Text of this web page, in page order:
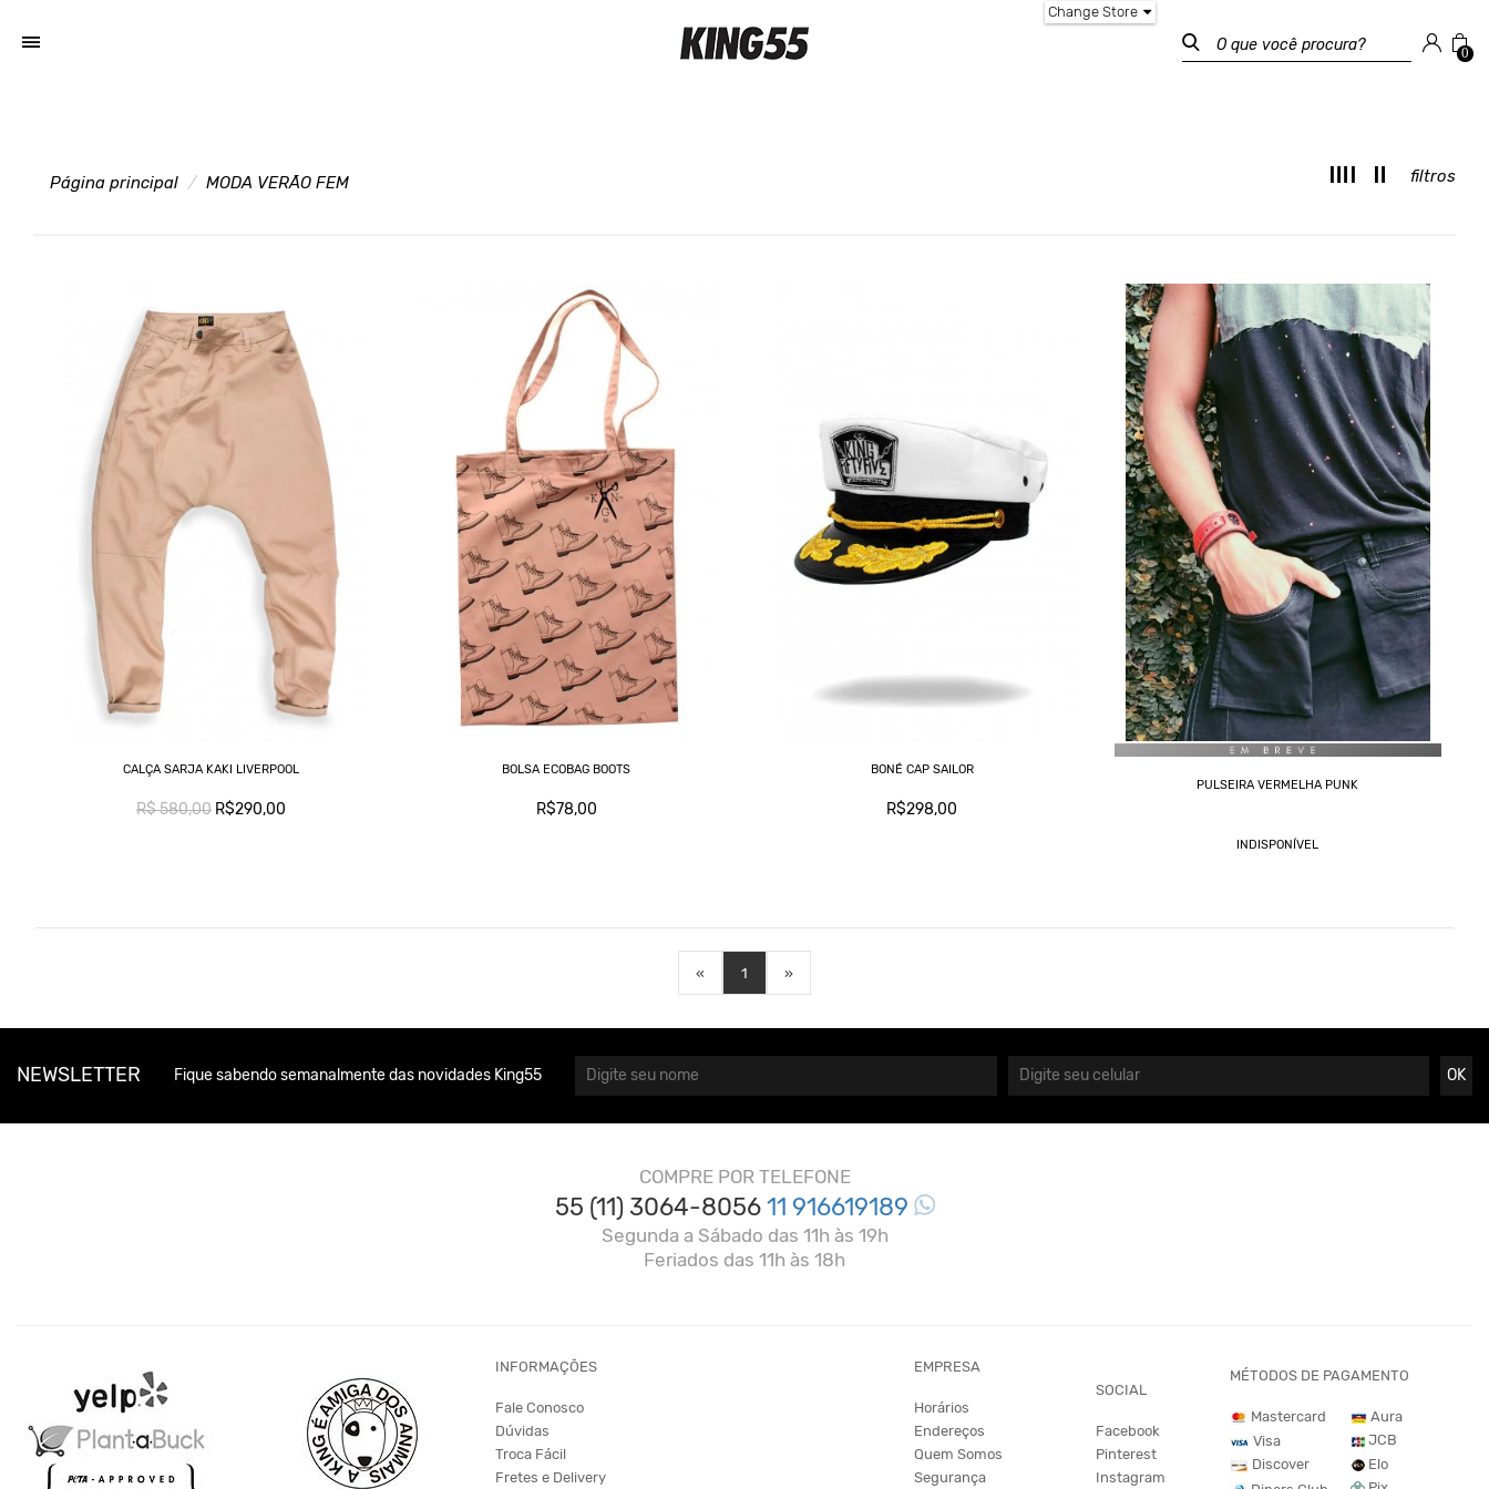
Change Store
0
Página principal MODA VERÃO FEM filtros
CALÇA SARJA KAKI LIVERPOOL
R$ 580,00R$290,00
BOLSA ECOBAG BOOTS
R$78,00
BONÉ CAP SAILOR
R$298,00
PULSEIRA VERMELHA PUNK
INDISPONÍVEL
« 1 »
NEWSLETTER Fique sabendo semanalmente das novidades King55 OK
COMPRE POR TELEFONE
55 (11) 3064-805611 916619189
Segunda a Sábado das 11h às 19h
Feriados das 11h às 18h
INFORMAÇÕES
Fale Conosco
Dúvidas
Troca Fácil
Fretes e Delivery
EMPRESA
Horários
Endereços
Quem Somos
Segurança
SOCIAL
Facebook
Pinterest
Instagram
MÉTODOS DE PAGAMENTO
Mastercard
Visa
Discover
Aura
JCB
Elo